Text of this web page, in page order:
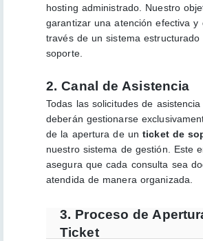
hosting administrado. Nuestro
garantizar una atención efectiva y
través de un sistema
soporte.
2. Canal de Asistencia
Todas las solicitudes de asistencia
deberán gestionarse
de la apertura de unticket de
nuestro sistema de gestión. Este
asegura que cada consulta sea
atendida de manera organizada.
3. Proceso de
Ticket